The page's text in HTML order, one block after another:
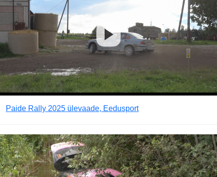
Paide Rally 2025 ülevaade, Eedusport